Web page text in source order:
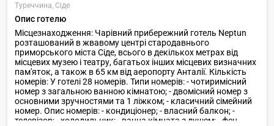
Туреччина, Сіде
Опис готелю
Місцезнаходження: Чарівний прибережний готель Neptun
розташований в жвавому центрі стародавнього
приморського міста Сіде, всього в декількох метрах від
місцевих музею і театру, багатьох інших місцевих визначних
пам'яток, а також в 65 км від аеропорту Анталії. Кількість
номерів: У готелі 28 номерів. Типи номерів: - чотиримісний
номер з загальною ванною кімнатою; - двомісний номер з
основними зручностями та 1 ліжком; - класичний сімейний
номер. Опис номерів: - кондиціонер; - власний балкон; -
телевізор; - холодильник; - ванна кімната з душем; - фен.